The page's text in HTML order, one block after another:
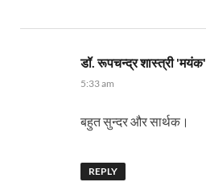
डॉ. रूपचन्द्र शास्त्री 'मयंक'
5:33 am
बहुत सुन्दर और सार्थक।
REPLY